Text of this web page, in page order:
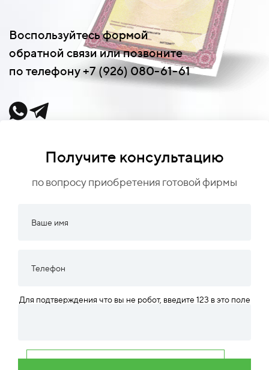
Воспользуйтесь формой
обратной связи или позвоните
по телефону +7 (926) 080-61-61
Получите консультацию
по вопросу приобретения готовой фирмы
Для подтверждения что вы не робот, введите 123 в это поле